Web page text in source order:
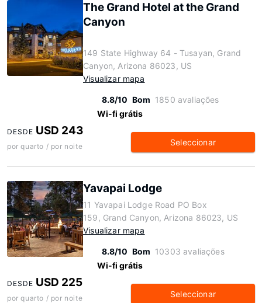
The Grand Hotel at the Grand
Canyon
149 State Highway 64 - Tusayan, Grand
Canyon, Arizona 86023, US
Visualizar mapa
8.8/10 Bom 1850 avaliações
Wi-fi grátis
DESDE USD 243
por quarto / por noite Seleccionar
Yavapai Lodge
11 Yavapai Lodge Road PO Box
159, Grand Canyon, Arizona 86023, US
Visualizar mapa
8.8/10 Bom 10303 avaliações
Wi-fi grátis
DESDE USD 225
por quarto / por noite Seleccionar